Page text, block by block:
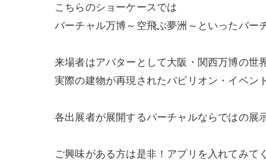
こちらのショーケースでは
バーチャル万博～空飛ぶ夢洲～といったバー
来場者はアバターとして大阪・関西万博の世
実際の建物が再現されたパビリオン・イベン
各出展者が展開するバーチャルならではの展
ご興味がある方は是非！アプリを入れてみて